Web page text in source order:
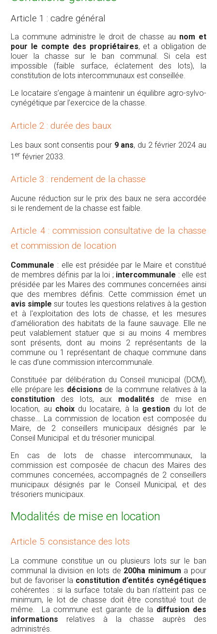
Article 1 : cadre général
La commune administre le droit de chasse au nom et
pour le compte des propriétaires, et a obligation de
louer la chasse sur le ban communal. Si cela est
impossible (faible surface, éclatement des lots), la
constitution de lots intercommunaux est conseillée.
Le locataire s’engage à maintenir un équilibre agro-sylvo-
cynégétique par l’exercice de la chasse.
Article 2 : durée des baux
Les baux sont consentis pour 9 ans, du 2 février 2024 au
1er février 2033.
Article 3 : rendement de la chasse
Aucune réduction sur le prix des baux ne sera accordée
si le rendement de la chasse est faible.
Article 4 : commission consultative de la chasse
et commission de location
Communale : elle est présidée par le Maire et constitué
de membres définis par la loi ; intercommunale : elle est
présidée par les Maires des communes concernées ainsi
que des membres définis. Cette commission émet un
avis simple sur toutes les questions relatives à la gestion
et à l'exploitation des lots de chasse, et les mesures
d'amélioration des habitats de la faune sauvage. Elle ne
peut valablement statuer que si au moins 4 membres
sont présents, dont au moins 2 représentants de la
commune ou 1 représentant de chaque commune dans
le cas d’une commission intercommunale.
Constituée par délibération du Conseil municipal (DCM),
elle prépare les décisions de la commune relatives à la
constitution des lots, aux modalités de mise en
location, au choixdu locataire, à la gestiondu lot de
chasse… La commission de location est composée du
Maire, de 2 conseillers municipaux désignés par le
Conseil Municipal et du trésorier municipal.
En cas de lots de chasse intercommunaux, la
commission est composée de chacun des Maires des
communes concernées, accompagnés de 2 conseillers
municipaux désignés par le Conseil Municipal, et des
trésoriers municipaux.
Modalités de mise en location
Article 5: consistance des lots
La commune constitue un ou plusieurs lots sur le ban
communal la division en lots de 200ha minimum a pour
but de favoriser la constitution d’entités cynégétiques
cohérentes : si la surface totale du ban n’atteint pas ce
minimum, le lot de chasse doit être constitué tout de
même. La commune est garante de la diffusion des
informations relatives à la chasse auprès des
administrés.